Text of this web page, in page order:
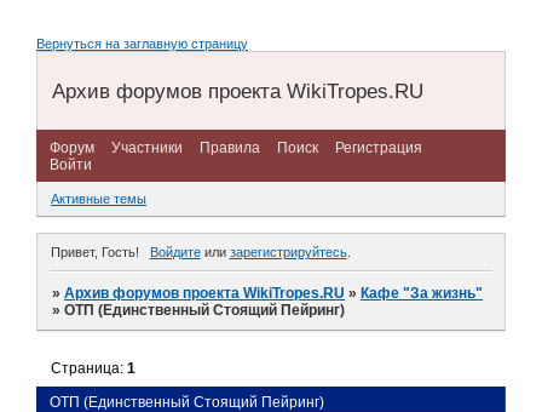
Вернуться на заглавную страницу
Архив форумов проекта WikiTropes.RU
Форум Участники Правила Поиск
Регистрация
Войти
Активные темы
Привет, Гость! Войдитеили зарегистрируйтесь.
»Архив форумов проекта WikiTropes.RU »Кафе "За жизнь"
»ОТП (Единственный Стоящий Пейринг)
ОТП (Единственный Стоящий Пейринг)
Страница:1